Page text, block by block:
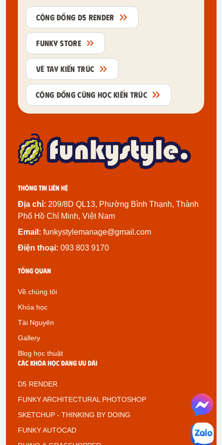
CỘNG ĐỒNG D5 RENDER
FUNKY STORE
VẼ TAY KIẾN TRÚC
CỘNG ĐỒNG CÙNG HỌC KIẾN TRÚC
Thông tin liên hệ
Địa chỉ: 209/8D QL13, Phường Bình Thạnh, Thành
Phố Hồ Chí Minh, Việt Nam
Email: funkystylemanage@gmail.com
Điện thoại: 093 803 9170
Tổng quan
Về chúng tôi
Khóa học
Tài Nguyên
Gallery
Blog học thuật
Các khóa học đang ưu đãi
D5 RENDER
FUNKY ARCHITECTURAL PHOTOSHOP
SKETCHUP - THINKING BY DOING
FUNKY AUTOCAD